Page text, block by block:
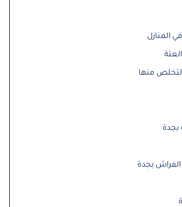
المنازل
التخلص منها
بجدة
بجدة